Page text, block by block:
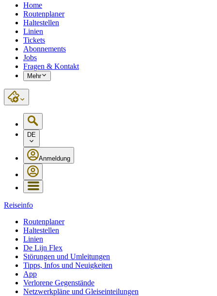
Home
Routenplaner
Haltestellen
Linien
Tickets
Abonnements
Jobs
Fragen & Kontakt
Mehr
DE
Anmeldung
Reiseinfo
Routenplaner
Haltestellen
Linien
De Lijn Flex
Störungen und Umleitungen
Tipps, Infos und Neuigkeiten
App
Verlorene Gegenstände
Netzwerkpläne und Gleiseinteilungen